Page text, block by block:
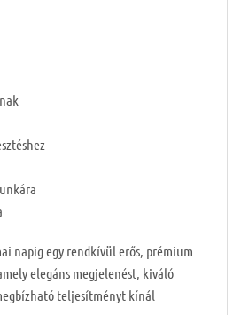
napig egy rendkívül erős, prémium
elegáns megjelenést, kiváló
teljesítményt kínál